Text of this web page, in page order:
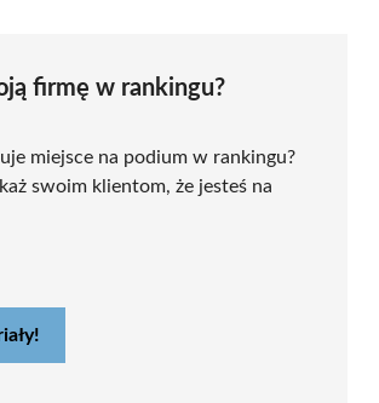
firmę w rankingu?
miejsce na podium w rankingu?
swoim klientom, że jesteś na